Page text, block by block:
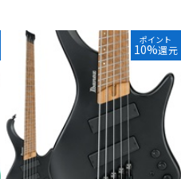
ポイント
10%還元